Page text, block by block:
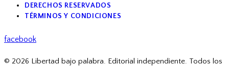
DERECHOS RESERVADOS
TÉRMINOS Y CONDICIONES
facebook
© 2026 Libertad bajo palabra. Editorial independiente. Todos los